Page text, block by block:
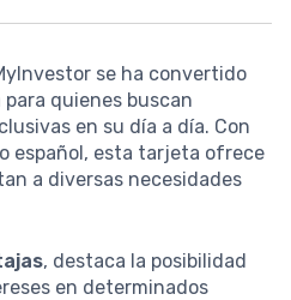
se ha convertido
quienes buscan
en su día a día. Con
español, esta tarjeta ofrece
a diversas necesidades
, destaca la posibilidad
en determinados